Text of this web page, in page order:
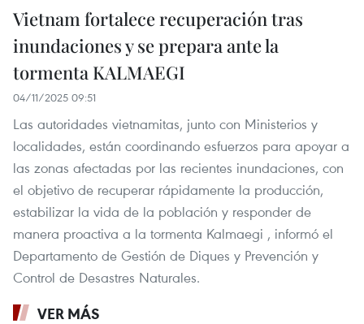
Vietnam fortalece recuperación tras
inundaciones y se prepara ante la
tormenta KALMAEGI
04/11/2025 09:51
Las autoridades vietnamitas, junto con Ministerios y
localidades, están coordinando esfuerzos para apoyar a
las zonas afectadas por las recientes inundaciones, con
el objetivo de recuperar rápidamente la producción,
estabilizar la vida de la población y responder de
manera proactiva a la tormenta Kalmaegi , informó el
Departamento de Gestión de Diques y Prevención y
Control de Desastres Naturales.
VER MÁS